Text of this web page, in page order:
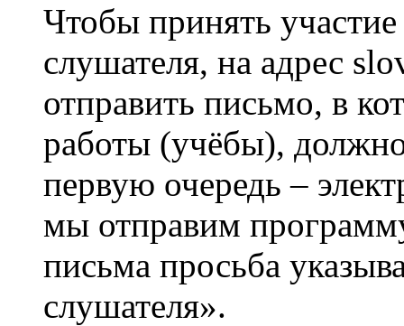
Чтобы принять
слушателя, ​на адрес
отправить письмо, в
работы (учёбы),
первую очередь –
мы отправим
письма просьба
слушателя».